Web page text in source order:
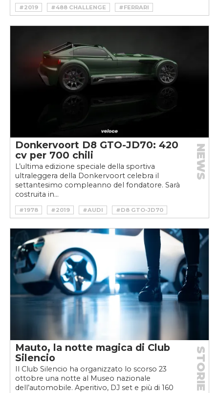
#2019 #488 CHALLENGE
#FERRARI
#FERRARI 488 CHALLENGE EVO
#FERRARI CHALLENGE
#MOTORSPORT
Donkervoort D8 GTO-JD70: 420
cv per 700 chili
L’ultima edizione speciale della sportiva
ultraleggera della Donkervoort celebra il
settantesimo compleanno del fondatore. Sarà
costruita in...
NEWS
#1978 #2019 #AUDI
#D8 GTO-JD70
#DONKERVOORT
#JOOP DONKERVOORT
#LOTUS SEVEN
#Q3 #RS
#SUPERCAR
#TRACKDAY
Mauto, la notte magica di Club
Silencio
Il Club Silencio ha organizzato lo scorso 23
ottobre una notte al Museo nazionale
dell’automobile. Aperitivo, DJ set e più di 160
STORIE